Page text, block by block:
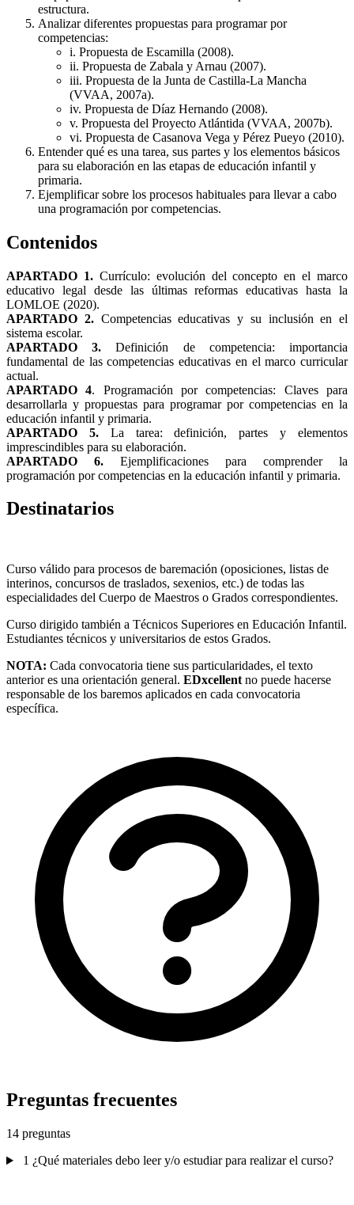
estructura.
Analizar diferentes propuestas para programar por
competencias:
i. Propuesta de Escamilla (2008).
ii. Propuesta de Zabala y Arnau (2007).
iii. Propuesta de la Junta de Castilla-La Mancha
(VVAA, 2007a).
iv. Propuesta de Díaz Hernando (2008).
v. Propuesta del Proyecto Atlántida (VVAA, 2007b).
vi. Propuesta de Casanova Vega y Pérez Pueyo (2010).
Entender qué es una tarea, sus partes y los elementos básicos
para su elaboración en las etapas de educación infantil y
primaria.
Ejemplificar sobre los procesos habituales para llevar a cabo
una programación por competencias.
Contenidos
APARTADO 1.Currículo: evolución del concepto en el marco
educativo legal desde las últimas reformas educativas hasta la
LOMLOE (2020).
APARTADO 2.Competencias educativas y su inclusión en el
sistema escolar.
APARTADO 3. Definición de competencia: importancia
fundamental de las competencias educativas en el marco curricular
actual.
APARTADO 4. Programación por competencias: Claves para
desarrollarla y propuestas para programar por competencias en la
educación infantil y primaria.
APARTADO 5.La tarea: definición, partes y elementos
imprescindibles para su elaboración.
APARTADO 6. Ejemplificaciones para comprender la
programación por competencias en la educación infantil y primaria.
Destinatarios
Curso válido para procesos de baremación (oposiciones, listas de
interinos, concursos de traslados, sexenios, etc.) de todas las
especialidades del Cuerpo de Maestros o Grados correspondientes.
Curso dirigido también a Técnicos Superiores en Educación Infantil.
Estudiantes técnicos y universitarios de estos Grados.
NOTA: Cada convocatoria tiene sus particularidades, el texto
anterior es una orientación general. EDxcellent no puede hacerse
responsable de los baremos aplicados en cada convocatoria
específica.
Preguntas frecuentes
14 preguntas
1 ¿Qué materiales debo leer y/o estudiar para realizar el curso?